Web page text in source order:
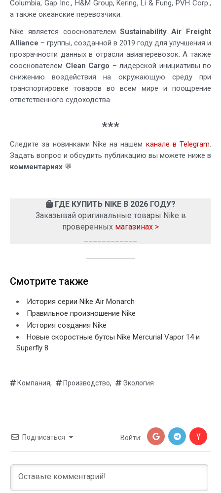
Columbia, Gap Inc., H&M Group, Kering, Li & Fung, PVH Corp.,
а также океанские перевозчики.
Nike является сооснователемSustainability Air Freight
Alliance – группы, созданной в 2019 году для улучшения и
прозрачности данных в отрасли авиаперевозок. А также
сооснователем Clean Cargo – лидерской инициативы по
снижению воздействия на окружающую среду при
транспортировке товаров во всем мире и поощрение
ответственного судоходства.
***
Следите за новинками Nike на нашем канале в Telegram.
Задать вопрос и обсудить публикацию вы можете ниже в
комментариях 💬.
ГДЕ КУПИТЬ NIKE В 2026 ГОДУ?
Заказывай оригинальные товары Nike в
проверенных магазинах >
Смотрите также
История серии Nike Air Monarch
Правильное произношение Nike
История создания Nike
Новые скоростные бутсы Nike Mercurial Vapor 14 и
Superfly 8
Компания, Производство, Экология
Подписаться Войти: